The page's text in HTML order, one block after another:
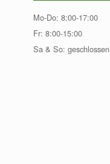
Mo-Do: 8:00-17:00
Fr: 8:00-15:00
Sa & So: geschlossen